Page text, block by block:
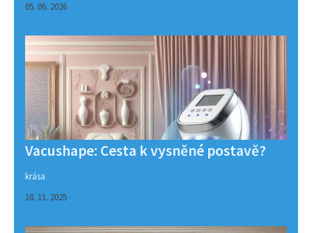
05. 06. 2026
Vacushape: Cesta k vysněné postavě?
krása
18. 11. 2025